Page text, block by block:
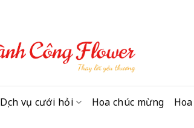
Dịch vụ cưới hỏi Hoa chúc mừng